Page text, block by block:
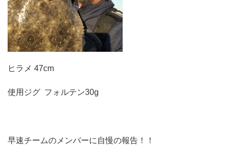
ヒラメ 47cm
使用ジグ フォルテン30g
早速チームのメンバーに自慢の報告！！